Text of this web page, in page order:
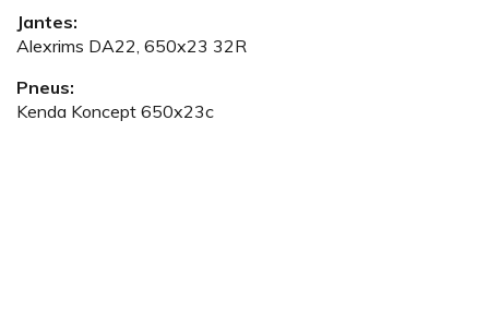
Jantes:
Alexrims DA22, 650x23 32R
Pneus:
Kenda Koncept 650x23c